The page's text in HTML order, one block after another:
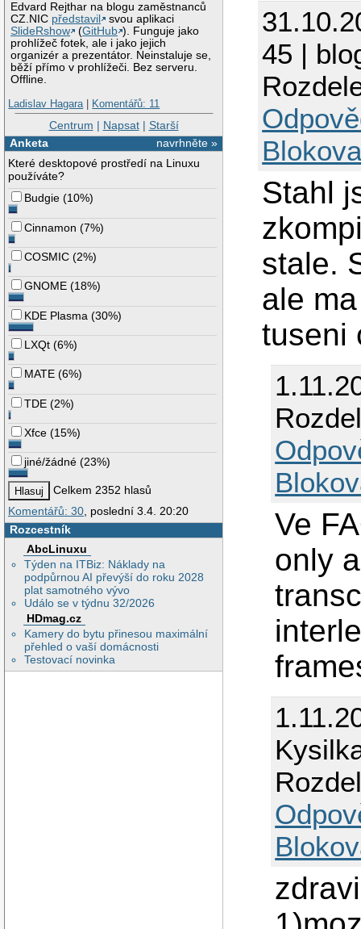
Edvard Rejthar na blogu zaměstnanců
CZ.NIC představil
svou aplikaci
SlideRshow
(GitHub ). Funguje jako
prohlížeč fotek, ale i jako jejich
organizér a prezentátor. Neinstaluje se,
běží přímo v prohlížeči. Bez serveru.
Offline.
Ladislav Hagara| Komentářů: 11
Centrum | Napsat| Starší
navrhněte »
Anketa
Které desktopové prostředí na Linuxu
používáte?
Budgie (10%)
Cinnamon (7%)
COSMIC (2%)
GNOME (18%)
KDE Plasma (30%)
LXQt (6%)
MATE (6%)
TDE (2%)
Xfce (15%)
jiné/žádné (23%)
Celkem 2352 hlasů
Komentářů: 30 , poslední 3.4. 20:20
Rozcestník
AbcLinuxu
Týden na ITBiz: Náklady na
podpůrnou AI převýší do roku 2028
plat samotného vývo
Událo se v týdnu 32/2026
HDmag.cz
Kamery do bytu přinesou maximální
přehled o vaší domácnosti
Testovací novinka
45 |
Stahl
stale.
ale
tuseni
Ve
only